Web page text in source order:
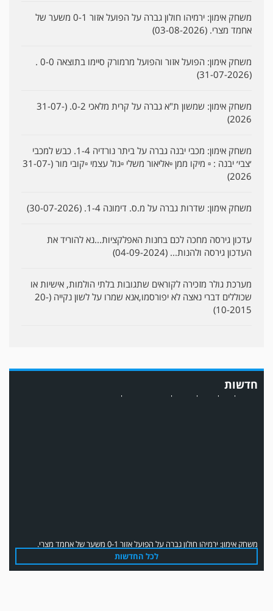
משחק אימון: ירמיהו חולון גברה על הפועל אזור 0-1 משער של
אחמד מצרי. (03-08-2026)
משחק אימון: הפועל אזור והפועל מרמורק סיימו בתוצאה 0-0 .
(31-07-2026)
משחק אימון: שמשון ת"א גברה על קרית מלאכי 0-2. (31-07-
2026)
משחק אימון: מכבי יבנה גברה על ביתר נורדיה 1-4. כבש למכבי
׳צבי׳ יבנה : ▫️ מיקו ממן ▫️אליאור משלי ▫️גול עצמי ▫️קובי מור (31-07-
2026)
משחק אימון: שדרות גברה על מ.ס. דימונה 1-4. (30-07-2026)
עדכון גירסה מחכה לכם בחנות האפלקציות...נא להוריד את
העדכון גירסה ולהנות... (04-09-2024)
מערכת גולר מזכירה לקוראים שתגובות בלתי הולמות, אישיות או
שכוללים דברי נאצה לא יפורסמו,אנא שמרו על לשון נקייה (20-
10-2015)
חדשות
במשחק אימון שהתקיים הבוקר יום ה' ניצחה קרית מלאכי את עירוני אשדוד 5-0.
לכל החדשות